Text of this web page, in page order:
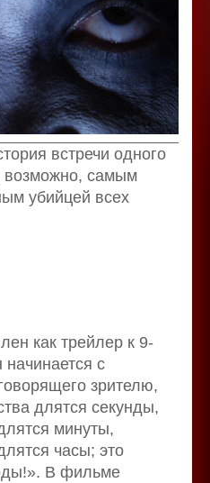
встречи одного
возможно, самым
убийцей всех
как трейлер к 9-
с
зрителю,
длятся секунды,
минуты,
часы; это
В фильме